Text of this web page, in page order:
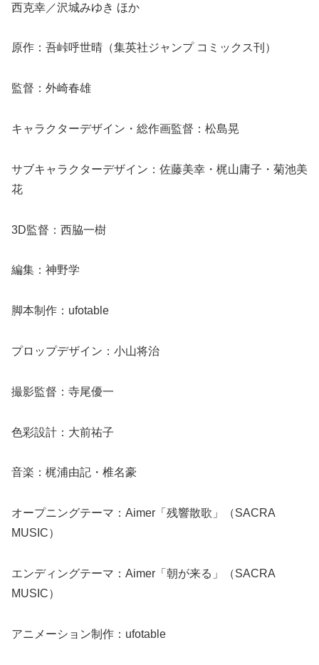
西克幸／沢城みゆき ほか
原作：吾峠呼世晴（集英社ジャンプ コミックス刊）
監督：外崎春雄
キャラクターデザイン・総作画監督：松島晃
サブキャラクターデザイン：佐藤美幸・梶山庸子・菊池美
花
3D監督：西脇一樹
編集：神野学
脚本制作：ufotable
プロップデザイン：小山将治
撮影監督：寺尾優一
色彩設計：大前祐子
音楽：梶浦由記・椎名豪
オープニングテーマ：Aimer「残響散歌」（SACRA
MUSIC）
エンディングテーマ：Aimer「朝が来る」（SACRA
MUSIC）
アニメーション制作：ufotable